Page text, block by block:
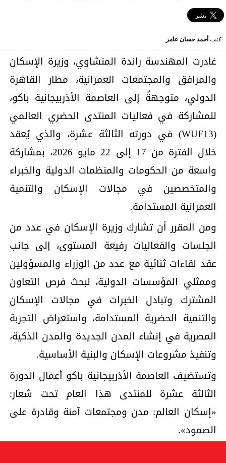
كتب أحمد حسان عامر
غادرت المهندسة راندة المنشاوي، وزيرة الإسكان
والمرافق والمجتمعات العمرانية، مطار القاهرة
الدولي، متوجهةً إلى العاصمة الأذربيجانية باكو،
للمشاركة في فعاليات المنتدى الحضري العالمي
(WUF13) في دورته الثالثة عشرة، والذي يُعقد
خلال الفترة من 17 إلى 22 مايو 2026، بمشاركة
واسعة من الحكومات والمنظمات الدولية والخبراء
والمتخصصين في مجالات الإسكان والتنمية
العمرانية المستدامة.
ومن المقرر أن تشارك وزيرة الإسكان في عدد من
الجلسات والفعاليات رفيعة المستوى، إلى جانب
عقد لقاءات ثنائية مع عدد من الوزراء والمسؤولين
وممثلي المؤسسات الدولية، لبحث فرص التعاون
المشترك وتبادل الخبرات في مجالات الإسكان
والتنمية الحضرية المستدامة، واستعراض التجربة
المصرية في إنشاء المدن الجديدة والمدن الذكية،
وتنفيذ مشروعات الإسكان والبنية الأساسية.
وتستضيف العاصمة الأذربيجانية باكو أعمال الدورة
الثالثة عشرة للمنتدى هذا العام تحت شعار:
«إسكان العالم: مدن ومجتمعات آمنة وقادرة على
الصمود».